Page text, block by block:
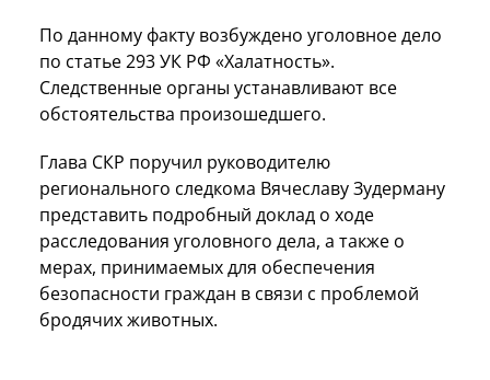
По данному факту возбуждено уголовное дело
по статье 293 УК РФ «Халатность».
Следственные органы устанавливают все
обстоятельства произошедшего.
Глава СКР поручил руководителю
регионального следкома Вячеславу Зудерману
представить подробный доклад о ходе
расследования уголовного дела, а также о
мерах, принимаемых для обеспечения
безопасности граждан в связи с проблемой
бродячих животных.